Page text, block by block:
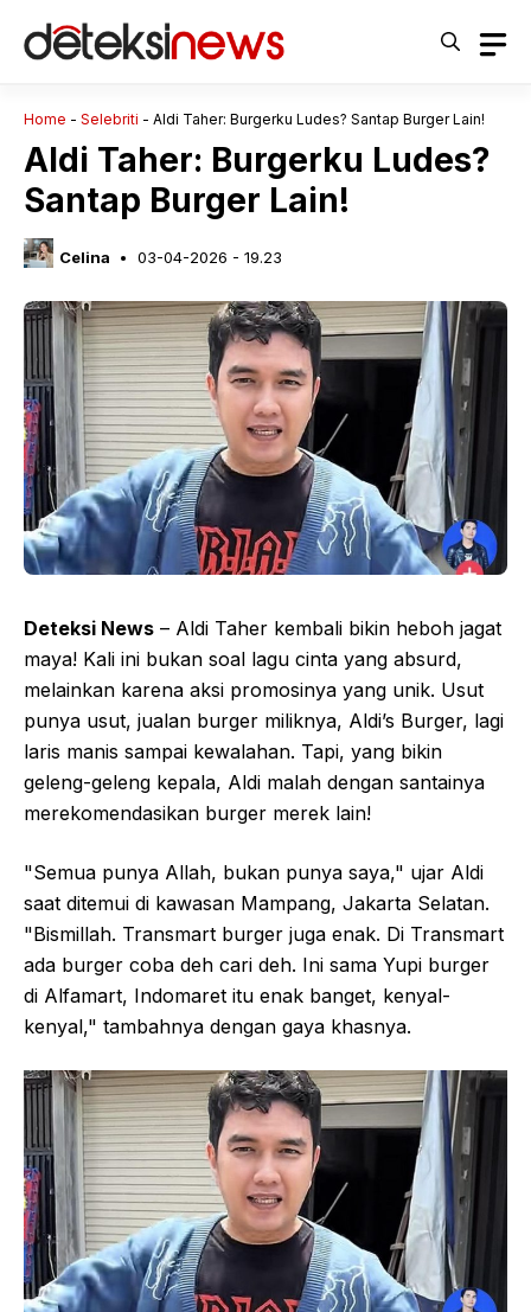
Home - Selebriti - Aldi Taher: Burgerku Ludes? Santap Burger Lain!
Aldi Taher: Burgerku Ludes?
Santap Burger Lain!
Celina 03-04-2026 - 19.23
Deteksi News – Aldi Taher kembali bikin heboh jagat
maya! Kali ini bukan soal lagu cinta yang absurd,
melainkan karena aksi promosinya yang unik. Usut
punya usut, jualan burger miliknya, Aldi’s Burger, lagi
laris manis sampai kewalahan. Tapi, yang bikin
geleng-geleng kepala, Aldi malah dengan santainya
merekomendasikan burger merek lain!
"Semua punya Allah, bukan punya saya," ujar Aldi
saat ditemui di kawasan Mampang, Jakarta Selatan.
"Bismillah. Transmart burger juga enak. Di Transmart
ada burger coba deh cari deh. Ini sama Yupi burger
di Alfamart, Indomaret itu enak banget, kenyal-
kenyal," tambahnya dengan gaya khasnya.